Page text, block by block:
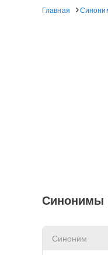
Главная
Синонимы
Синоним